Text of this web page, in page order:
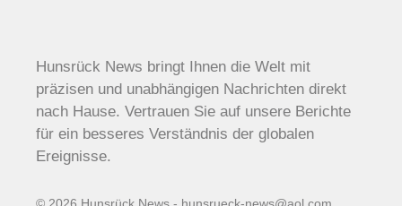
Hunsrück News bringt Ihnen die Welt mit
präzisen und unabhängigen Nachrichten direkt
nach Hause. Vertrauen Sie auf unsere Berichte
für ein besseres Verständnis der globalen
Ereignisse.